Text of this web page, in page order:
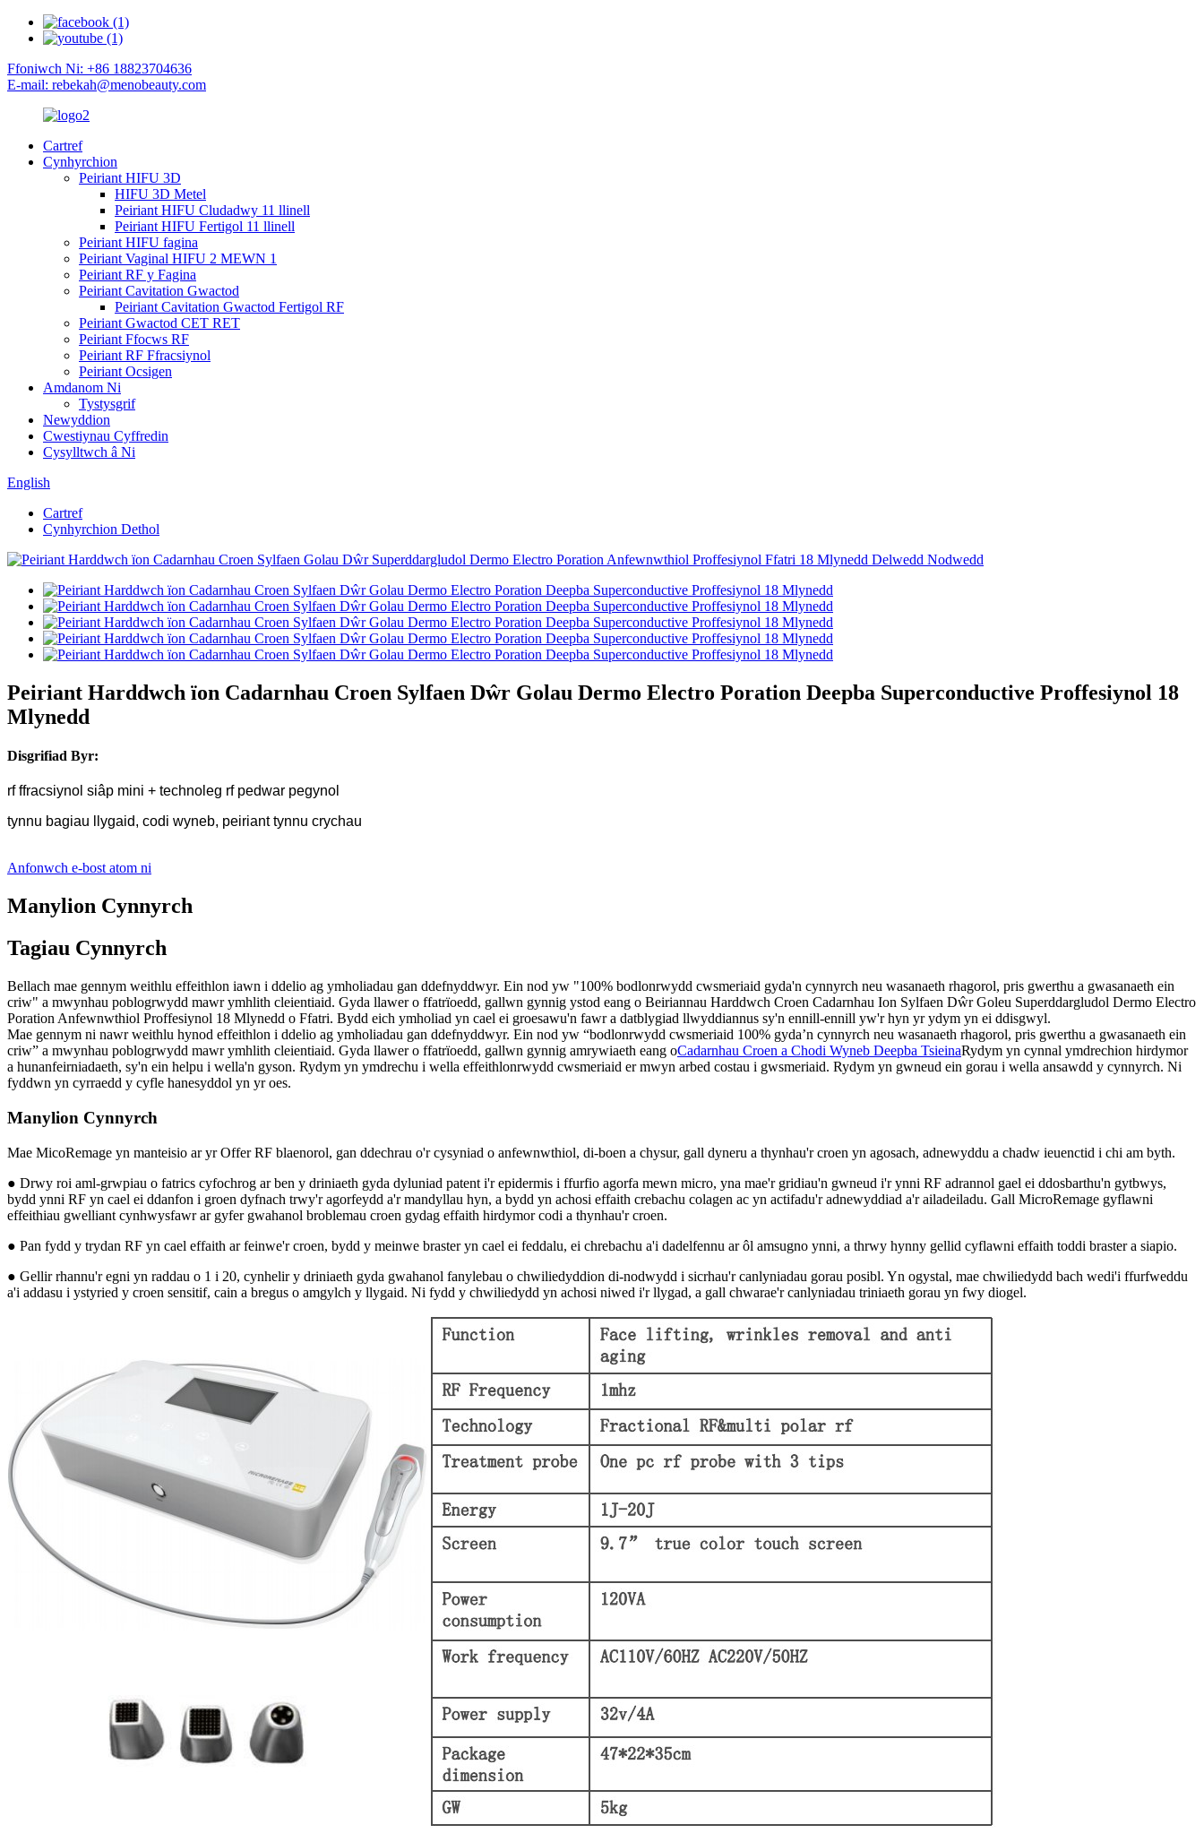
Ffoniwch Ni: +86 18823704636
E-mail: rebekah@menobeauty.com
Cartref
Cynhyrchion
Peiriant HIFU 3D
HIFU 3D Metel
Peiriant HIFU Cludadwy 11 llinell
Peiriant HIFU Fertigol 11 llinell
Peiriant HIFU fagina
Peiriant Vaginal HIFU 2 MEWN 1
Peiriant RF y Fagina
Peiriant Cavitation Gwactod
Peiriant Cavitation Gwactod Fertigol RF
Peiriant Gwactod CET RET
Peiriant Ffocws RF
Peiriant RF Ffracsiynol
Peiriant Ocsigen
Amdanom Ni
Tystysgrif
Newyddion
Cwestiynau Cyffredin
Cysylltwch â Ni
English
Cartref
Cynhyrchion Dethol
Peiriant Harddwch ïon Cadarnhau Croen Sylfaen Dŵr Golau Dermo Electro Poration Deepba Superconductive Proffesiynol 18
Mlynedd
Disgrifiad Byr:
rf ffracsiynol siâp mini + technoleg rf pedwar pegynol
tynnu bagiau llygaid, codi wyneb, peiriant tynnu crychau
Anfonwch e-bost atom ni
Manylion Cynnyrch
Tagiau Cynnyrch
Bellach mae gennym weithlu effeithlon iawn i ddelio ag ymholiadau gan ddefnyddwyr. Ein nod yw "100% bodlonrwydd cwsmeriaid gyda'n cynnyrch neu wasanaeth rhagorol, pris gwerthu a gwasanaeth ein
criw" a mwynhau poblogrwydd mawr ymhlith cleientiaid. Gyda llawer o ffatrïoedd, gallwn gynnig ystod eang o Beiriannau Harddwch Croen Cadarnhau Ion Sylfaen Dŵr Goleu Superddargludol Dermo Electro
Poration Anfewnwthiol Proffesiynol 18 Mlynedd o Ffatri. Bydd eich ymholiad yn cael ei groesawu'n fawr a datblygiad llwyddiannus sy'n ennill-ennill yw'r hyn yr ydym yn ei ddisgwyl.
Mae gennym ni nawr weithlu hynod effeithlon i ddelio ag ymholiadau gan ddefnyddwyr. Ein nod yw “bodlonrwydd cwsmeriaid 100% gyda’n cynnyrch neu wasanaeth rhagorol, pris gwerthu a gwasanaeth ein
criw” a mwynhau poblogrwydd mawr ymhlith cleientiaid. Gyda llawer o ffatrïoedd, gallwn gynnig amrywiaeth eang oCadarnhau Croen a Chodi Wyneb Deepba TsieinaRydym yn cynnal ymdrechion hirdymor
a hunanfeirniadaeth, sy'n ein helpu i wella'n gyson. Rydym yn ymdrechu i wella effeithlonrwydd cwsmeriaid er mwyn arbed costau i gwsmeriaid. Rydym yn gwneud ein gorau i wella ansawdd y cynnyrch. Ni
fyddwn yn cyrraedd y cyfle hanesyddol yn yr oes.
Manylion Cynnyrch
Mae MicoRemage yn manteisio ar yr Offer RF blaenorol, gan ddechrau o'r cysyniad o anfewnwthiol, di-boen a chysur, gall dyneru a thynhau'r croen yn agosach, adnewyddu a chadw ieuenctid i chi am byth.
● Drwy roi aml-grwpiau o fatrics cyfochrog ar ben y driniaeth gyda dyluniad patent i'r epidermis i ffurfio agorfa mewn micro, yna mae'r gridiau'n gwneud i'r ynni RF adrannol gael ei ddosbarthu'n gytbwys,
bydd ynni RF yn cael ei ddanfon i groen dyfnach trwy'r agorfeydd a'r mandyllau hyn, a bydd yn achosi effaith crebachu colagen ac yn actifadu'r adnewyddiad a'r ailadeiladu. Gall MicroRemage gyflawni
effeithiau gwelliant cynhwysfawr ar gyfer gwahanol broblemau croen gydag effaith hirdymor codi a thynhau'r croen.
● Pan fydd y trydan RF yn cael effaith ar feinwe'r croen, bydd y meinwe braster yn cael ei feddalu, ei chrebachu a'i dadelfennu ar ôl amsugno ynni, a thrwy hynny gellid cyflawni effaith toddi braster a siapio.
● Gellir rhannu'r egni yn raddau o 1 i 20, cynhelir y driniaeth gyda gwahanol fanylebau o chwiliedyddion di-nodwydd i sicrhau'r canlyniadau gorau posibl. Yn ogystal, mae chwiliedydd bach wedi'i ffurfweddu
a'i addasu i ystyried y croen sensitif, cain a bregus o amgylch y llygaid. Ni fydd y chwiliedydd yn achosi niwed i'r llygad, a gall chwarae'r canlyniadau triniaeth gorau yn fwy diogel.